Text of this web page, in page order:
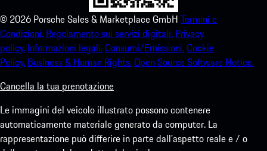
© 2026 Porsche Sales & Marketplace GmbH Termini e
Condizioni. Regolamento sui servizi digitali. Privacy
policy. Informazioni legali.Consumi/Emissioni.Cookie
Policy. Business & Human Rights.Open Source Software Notice.
Cancella la tua prenotazione
Le immagini del veicolo illustrato possono contenere
automaticamente materiale generato da computer. La
rappresentazione può differire in parte dall'aspetto reale e / o